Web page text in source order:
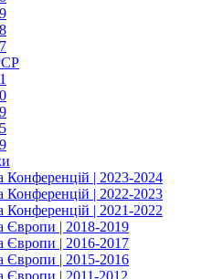
Конференцій | 2023-2024
Конференцій | 2022-2023
Конференцій | 2021-2022
Європи | 2018-2019
Європи | 2016-2017
Європи | 2015-2016
Європи | 2011-2012